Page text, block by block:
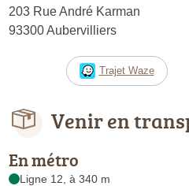
203 Rue André Karman
93300 Aubervilliers
Trajet Waze
Venir en
En métro
Ligne 12, à 340 m